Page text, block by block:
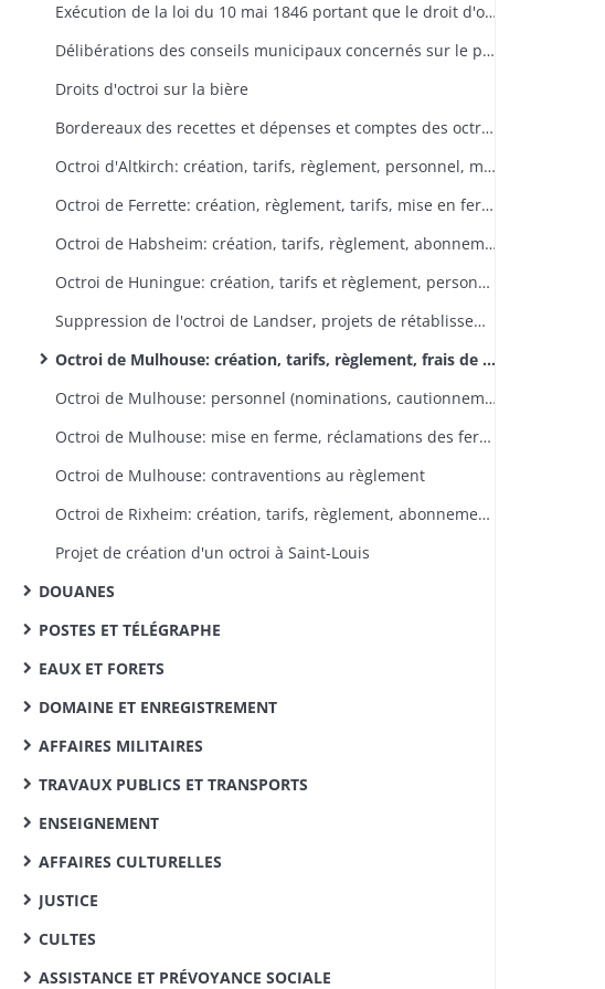
Exécution de la loi du 10 mai 1846 portant que le droit d'octroi sur les bestiaux sera perçu au poids
Délibérations des conseils municipaux concernés sur le projet de suppression des droits d'octroi sur la viande et la charcuterie
Droits d'octroi sur la bière
Bordereaux des recettes et dépenses et comptes des octrois
Octroi d'Altkirch: création, tarifs, règlement, personnel, mise en ferme, contraventions au règlement, frais de perception, abus
Octroi de Ferrette: création, règlement, tarifs, mise en ferme, personnel, frais de perception
Octroi de Habsheim: création, tarifs, règlement, abonnement des débitants, réclamations, suppression
Octroi de Huningue: création, tarifs et règlement, personnel, mise en ferme, frais de perception
Suppression de l'octroi de Landser, projets de rétablissement
Octroi de Mulhouse: création, tarifs, règlement, frais de perception, demandes en exemption de droits et réclamations diverses, extension du rayon
Octroi de Mulhouse: personnel (nominations, cautionnement, plaintes à son encontre, traitements)
Octroi de Mulhouse: mise en ferme, réclamations des fermiers
Octroi de Mulhouse: contraventions au règlement
Octroi de Rixheim: création, tarifs, règlement, abonnement des consommateurs
Projet de création d'un octroi à Saint-Louis
DOUANES
POSTES ET TÉLÉGRAPHE
EAUX ET FORETS
DOMAINE ET ENREGISTREMENT
AFFAIRES MILITAIRES
TRAVAUX PUBLICS ET TRANSPORTS
ENSEIGNEMENT
AFFAIRES CULTURELLES
JUSTICE
CULTES
ASSISTANCE ET PRÉVOYANCE SOCIALE